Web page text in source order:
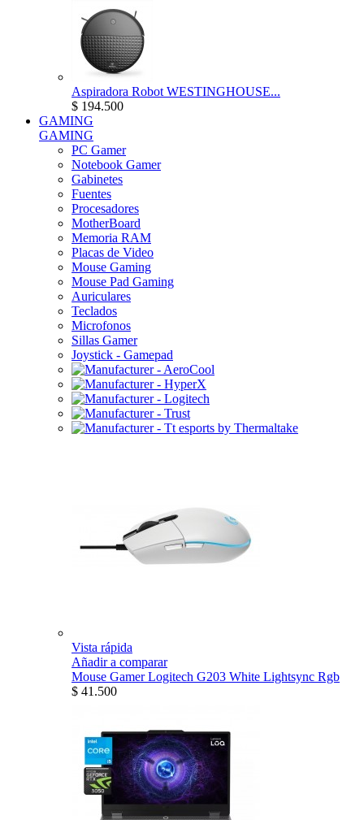
Aspiradora Robot WESTINGHOUSE...
$ 194.500
GAMING
GAMING
PC Gamer
Notebook Gamer
Gabinetes
Fuentes
Procesadores
MotherBoard
Memoria RAM
Placas de Video
Mouse Gaming
Mouse Pad Gaming
Auriculares
Teclados
Microfonos
Sillas Gamer
Joystick - Gamepad
Vista rápida
Añadir a comparar
Mouse Gamer Logitech G203 White Lightsync Rgb
$ 41.500